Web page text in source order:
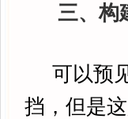
三、构
可以预见
挡，但是